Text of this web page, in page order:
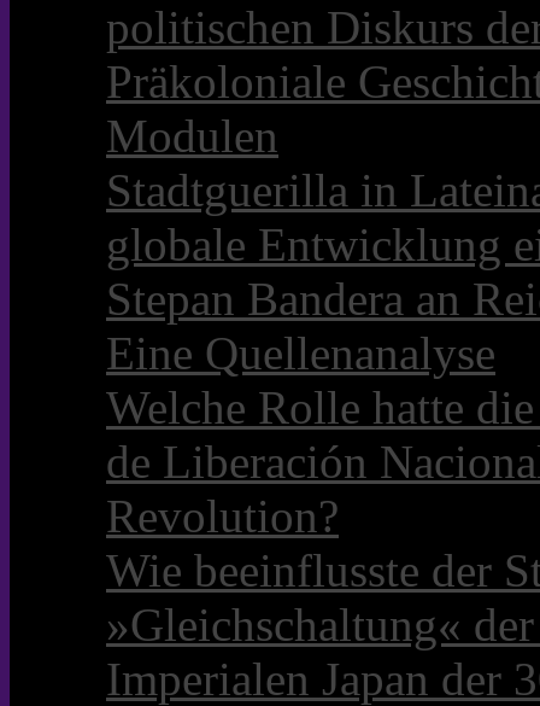
politischen Diskurs
Präkoloniale
Modulen
Stadtguerilla in
globale Entwicklung
Stepan Bandera an
Eine Quellenanalyse
Welche Rolle hatte
de Liberación
Revolution?
Wie beeinflusste der
»Gleichschaltung«
Imperialen Japan der